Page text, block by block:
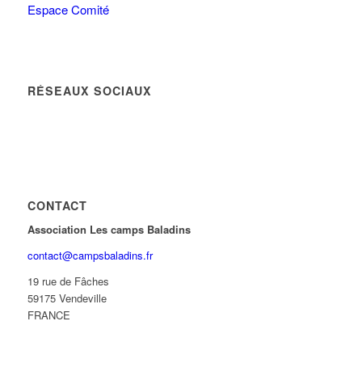
Espace Comité
RÉSEAUX SOCIAUX
CONTACT
Association Les camps Baladins
contact@campsbaladins.fr
19 rue de Fâches
59175 Vendeville
FRANCE